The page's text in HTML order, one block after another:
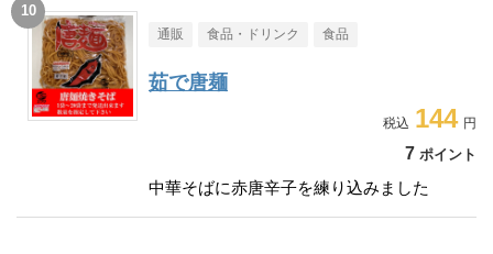
通販 食品・ドリンク 食品
茹で唐麺
144
7 ポイント
中華そばに赤唐辛子を練り込みました